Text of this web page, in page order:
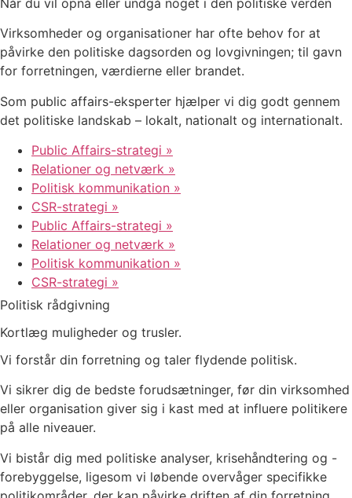
Når du vil opnå eller undgå noget i den politiske verden
Virksomheder og organisationer har ofte behov for at
påvirke den politiske dagsorden og lovgivningen; til gavn
for forretningen, værdierne eller brandet.
Som public affairs-eksperter hjælper vi dig godt gennem
det politiske landskab – lokalt, nationalt og internationalt.
Public Affairs-strategi »
Relationer og netværk »
Politisk kommunikation »
CSR-strategi »
Public Affairs-strategi »
Relationer og netværk »
Politisk kommunikation »
CSR-strategi »
Politisk rådgivning
Kortlæg muligheder og trusler.
Vi forstår din forretning og taler flydende politisk​.
Vi sikrer dig de bedste forudsætninger, før din virksomhed
eller organisation giver sig i kast med at influere politikere
på alle niveauer.
Vi bistår dig med politiske analyser, krisehåndtering og -
forebyggelse, ligesom vi løbende overvåger specifikke